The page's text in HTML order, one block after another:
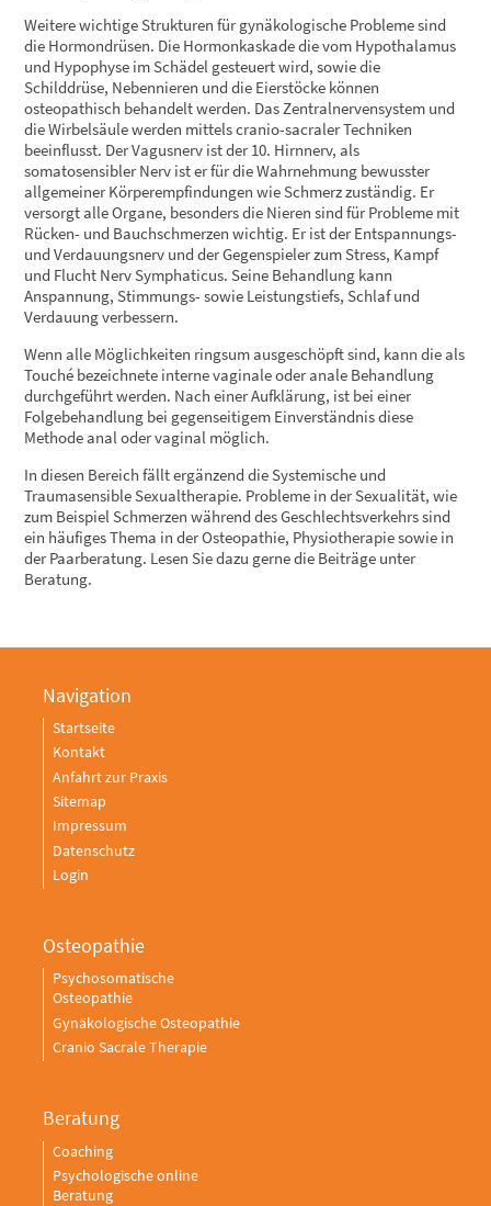
Weitere wichtige Strukturen für gynäkologische Probleme sind
die Hormondrüsen. Die Hormonkaskade die vom Hypothalamus
und Hypophyse im Schädel gesteuert wird, sowie die
Schilddrüse, Nebennieren und die Eierstöcke können
osteopathisch behandelt werden. Das Zentralnervensystem und
die Wirbelsäule werden mittels cranio-sacraler Techniken
beeinflusst. Der Vagusnerv ist der 10. Hirnnerv, als
somatosensibler Nerv ist er für die Wahrnehmung bewusster
allgemeiner Körperempfindungen wie Schmerz zuständig. Er
versorgt alle Organe, besonders die Nieren sind für Probleme mit
Rücken- und Bauchschmerzen wichtig. Er ist der Entspannungs-
und Verdauungsnerv und der Gegenspieler zum Stress, Kampf
und Flucht Nerv Symphaticus. Seine Behandlung kann
Anspannung, Stimmungs- sowie Leistungstiefs, Schlaf und
Verdauung verbessern.
Wenn alle Möglichkeiten ringsum ausgeschöpft sind, kann die als
Touché bezeichnete interne vaginale oder anale Behandlung
durchgeführt werden. Nach einer Aufklärung, ist bei einer
Folgebehandlung bei gegenseitigem Einverständnis diese
Methode anal oder vaginal möglich.
In diesen Bereich fällt ergänzend die Systemische und
Traumasensible Sexualtherapie. Probleme in der Sexualität, wie
zum Beispiel Schmerzen während des Geschlechtsverkehrs sind
ein häufiges Thema in der Osteopathie, Physiotherapie sowie in
der Paarberatung. Lesen Sie dazu gerne die Beiträge unter
Beratung.
Navigation
Startseite
Kontakt
Anfahrt zur Praxis
Sitemap
Impressum
Datenschutz
Login
Osteopathie
Psychosomatische
Osteopathie
Gynäkologische Osteopathie
Cranio Sacrale Therapie
Beratung
Coaching
Psychologische online
Beratung